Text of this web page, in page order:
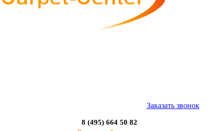
Заказать звонок
8 (495) 664 50 82